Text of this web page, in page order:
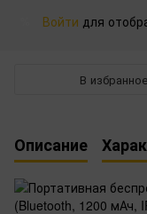
Войти для
В избранное
Описание